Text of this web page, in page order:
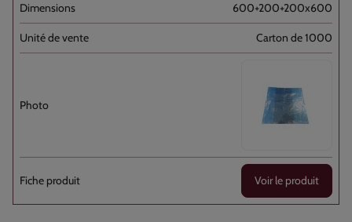
600+200+200x600
Carton de 1000
Voir le produit